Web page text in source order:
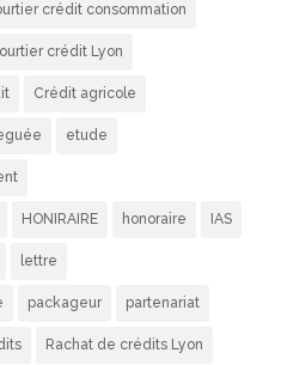
crédit consommation
crédit Lyon
Crédit agricole
etude
HONIRAIRE honoraire IAS
lettre
packageur partenariat
Rachat de crédits Lyon